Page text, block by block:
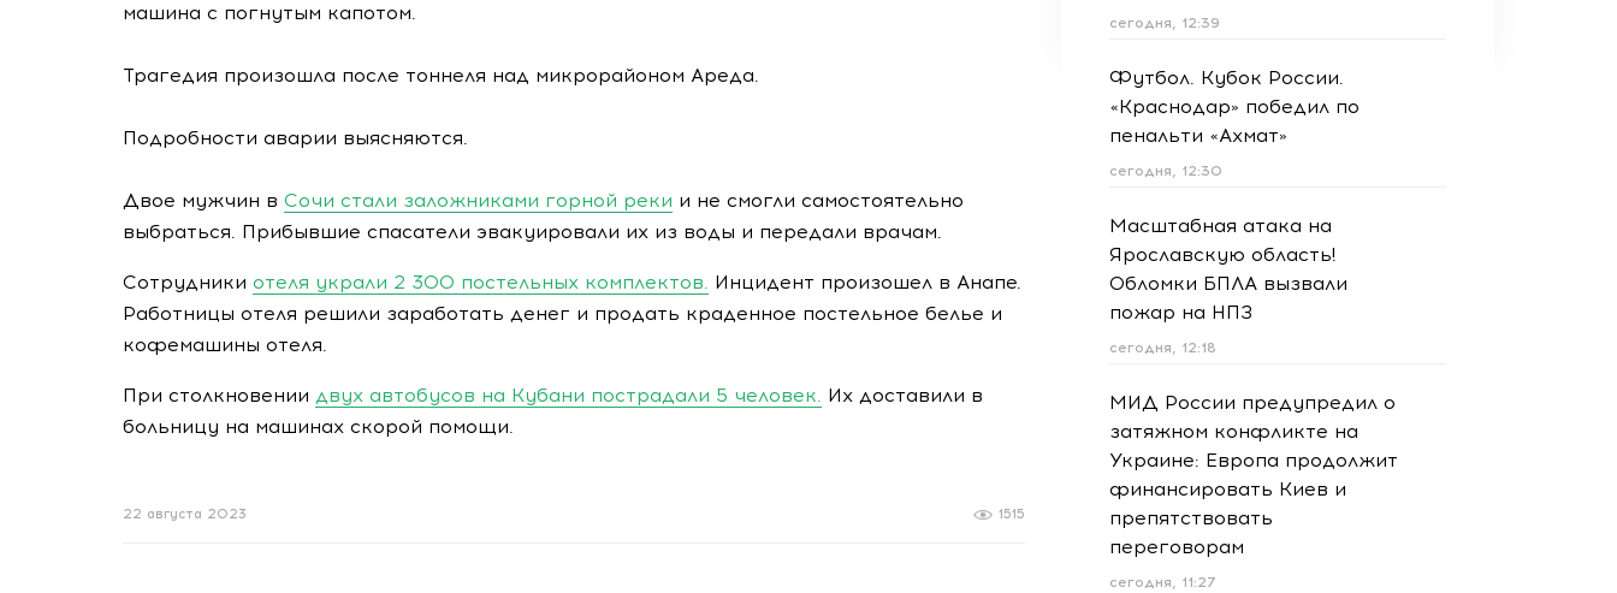
машина с погнутым капотом.
Трагедия произошла после тоннеля над микрорайоном Ареда.
Подробности аварии выясняются.
Двое мужчин в Сочи стали заложниками горной реки и не смогли самостоятельно
выбраться. Прибывшие спасатели эвакуировали их из воды и передали врачам.
Сотрудники отеля украли 2 300 постельных комплектов. Инцидент произошел в Анапе.
Работницы отеля решили заработать денег и продать краденное постельное белье и
кофемашины отеля.
При столкновении двух автобусов на Кубани пострадали 5 человек. Их доставили в
больницу на машинах скорой помощи.
1515
22 августа 2023
сегодня, 12:39
Футбол. Кубок России.
«Краснодар» победил по
пенальти «Ахмат»
сегодня, 12:30
Масштабная атака на
Ярославскую область!
Обломки БПЛА вызвали
пожар на НПЗ
сегодня, 12:18
МИД России предупредил о
затяжном конфликте на
Украине: Европа продолжит
финансировать Киев и
препятствовать
переговорам
сегодня, 11:27